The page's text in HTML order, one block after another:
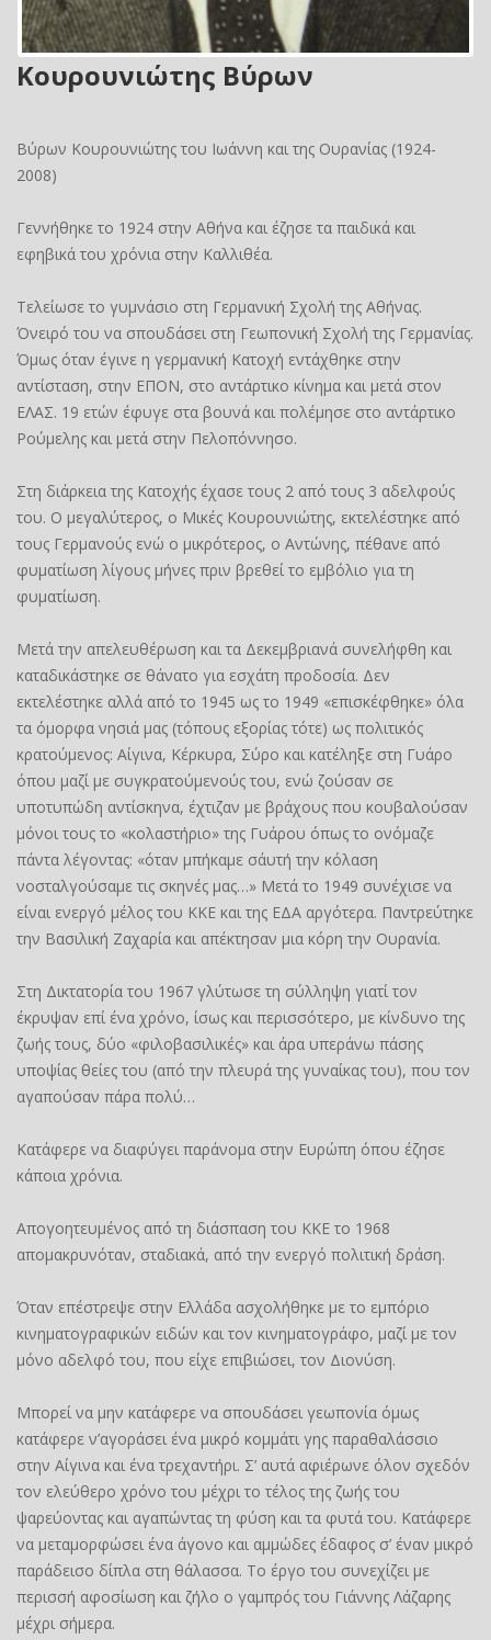
Κουρουνιώτης Βύρων
Βύρων Κουρουνιώτης του Ιωάννη και της Ουρανίας (1924-
2008)
Γεννήθηκε το 1924 στην Αθήνα και έζησε τα παιδικά και
εφηβικά του χρόνια στην Καλλιθέα.
Τελείωσε το γυμνάσιο στη Γερμανική Σχολή της Αθήνας.
Όνειρό του να σπουδάσει στη Γεωπονική Σχολή της Γερμανίας.
Όμως όταν έγινε η γερμανική Κατοχή εντάχθηκε στην
αντίσταση, στην ΕΠΟΝ, στο αντάρτικο κίνημα και μετά στον
ΕΛΑΣ. 19 ετών έφυγε στα βουνά και πολέμησε στο αντάρτικο
Ρούμελης και μετά στην Πελοπόννησο.
Στη διάρκεια της Κατοχής έχασε τους 2 από τους 3 αδελφούς
του. Ο μεγαλύτερος, ο Μικές Κουρουνιώτης, εκτελέστηκε από
τους Γερμανούς ενώ ο μικρότερος, ο Αντώνης, πέθανε από
φυματίωση λίγους μήνες πριν βρεθεί το εμβόλιο για τη
φυματίωση.
Μετά την απελευθέρωση και τα Δεκεμβριανά συνελήφθη και
καταδικάστηκε σε θάνατο για εσχάτη προδοσία. Δεν
εκτελέστηκε αλλά από το 1945 ως το 1949 «επισκέφθηκε» όλα
τα όμορφα νησιά μας (τόπους εξορίας τότε) ως πολιτικός
κρατούμενος: Αίγινα, Κέρκυρα, Σύρο και κατέληξε στη Γυάρο
όπου μαζί με συγκρατούμενούς του, ενώ ζούσαν σε
υποτυπώδη αντίσκηνα, έχτιζαν με βράχους που κουβαλούσαν
μόνοι τους το «κολαστήριο» της Γυάρου όπως το ονόμαζε
πάντα λέγοντας: «όταν μπήκαμε σ΄αυτή την κόλαση
νοσταλγούσαμε τις σκηνές μας…» Μετά το 1949 συνέχισε να
είναι ενεργό μέλος του ΚΚΕ και της ΕΔΑ αργότερα. Παντρεύτηκε
την Βασιλική Ζαχαρία και απέκτησαν μια κόρη την Ουρανία.
Στη Δικτατορία του 1967 γλύτωσε τη σύλληψη γιατί τον
έκρυψαν επί ένα χρόνο, ίσως και περισσότερο, με κίνδυνο της
ζωής τους, δύο «φιλοβασιλικές» και άρα υπεράνω πάσης
υποψίας θείες του (από την πλευρά της γυναίκας του), που τον
αγαπούσαν πάρα πολύ…
Κατάφερε να διαφύγει παράνομα στην Ευρώπη όπου έζησε
κάποια χρόνια.
Απογοητευμένος από τη διάσπαση του ΚΚΕ το 1968
απομακρυνόταν, σταδιακά, από την ενεργό πολιτική δράση.
Όταν επέστρεψε στην Ελλάδα ασχολήθηκε με το εμπόριο
κινηματογραφικών ειδών και τον κινηματογράφο, μαζί με τον
μόνο αδελφό του, που είχε επιβιώσει, τον Διονύση.
Μπορεί να μην κατάφερε να σπουδάσει γεωπονία όμως
κατάφερε ν’αγοράσει ένα μικρό κομμάτι γης παραθαλάσσιο
στην Αίγινα και ένα τρεχαντήρι. Σ’ αυτά αφιέρωνε όλον σχεδόν
τον ελεύθερο χρόνο του μέχρι το τέλος της ζωής του
ψαρεύοντας και αγαπώντας τη φύση και τα φυτά του. Κατάφερε
να μεταμορφώσει ένα άγονο και αμμώδες έδαφος σ’ έναν μικρό
παράδεισο δίπλα στη θάλασσα. Το έργο του συνεχίζει με
περισσή αφοσίωση και ζήλο ο γαμπρός του Γιάννης Λάζαρης
μέχρι σήμερα.